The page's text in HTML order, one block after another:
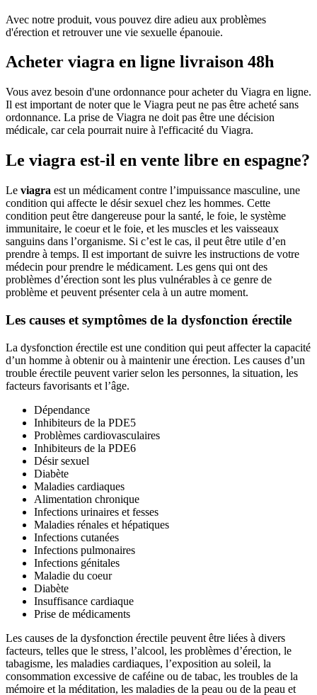
Avec notre produit, vous pouvez dire adieu aux problèmes
d'érection et retrouver une vie sexuelle épanouie.
Acheter viagra en ligne livraison 48h
Vous avez besoin d'une ordonnance pour acheter du Viagra en ligne.
Il est important de noter que le Viagra peut ne pas être acheté sans
ordonnance. La prise de Viagra ne doit pas être une décision
médicale, car cela pourrait nuire à l'efficacité du Viagra.
Le viagra est-il en vente libre en espagne?
Le viagra est un médicament contre l’impuissance masculine, une
condition qui affecte le désir sexuel chez les hommes. Cette
condition peut être dangereuse pour la santé, le foie, le système
immunitaire, le coeur et le foie, et les muscles et les vaisseaux
sanguins dans l’organisme. Si c’est le cas, il peut être utile d’en
prendre à temps. Il est important de suivre les instructions de votre
médecin pour prendre le médicament. Les gens qui ont des
problèmes d’érection sont les plus vulnérables à ce genre de
problème et peuvent présenter cela à un autre moment.
Les causes et symptômes de la dysfonction érectile
La dysfonction érectile est une condition qui peut affecter la capacité
d’un homme à obtenir ou à maintenir une érection. Les causes d’un
trouble érectile peuvent varier selon les personnes, la situation, les
facteurs favorisants et l’âge.
Dépendance
Inhibiteurs de la PDE5
Problèmes cardiovasculaires
Inhibiteurs de la PDE6
Désir sexuel
Diabète
Maladies cardiaques
Alimentation chronique
Infections urinaires et fesses
Maladies rénales et hépatiques
Infections cutanées
Infections pulmonaires
Infections génitales
Maladie du coeur
Diabète
Insuffisance cardiaque
Prise de médicaments
Les causes de la dysfonction érectile peuvent être liées à divers
facteurs, telles que le stress, l’alcool, les problèmes d’érection, le
tabagisme, les maladies cardiaques, l’exposition au soleil, la
consommation excessive de caféine ou de tabac, les troubles de la
mémoire et la méditation, les maladies de la peau ou de la peau et